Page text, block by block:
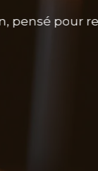
pour